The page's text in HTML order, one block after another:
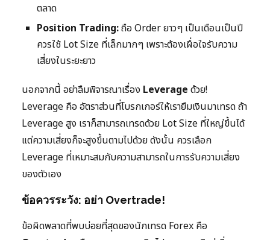
ตลาด
Position Trading:ถือ Order ยาวๆ เป็นเดือนเป็นปี
ควรใช้ Lot Size ที่เล็กมากๆ เพราะต้องเผื่อใจรับความ
เสี่ยงในระยะยาว
นอกจากนี้ อย่าลืมพิจารณาเรื่อง Leverage ด้วย!
Leverage คือ อัตราส่วนที่โบรกเกอร์ให้เรายืมเงินมาเทรด ถ้า
Leverage สูง เราก็สามารถเทรดด้วย Lot Size ที่ใหญ่ขึ้นได้
แต่ความเสี่ยงก็จะสูงขึ้นตามไปด้วย ดังนั้น ควรเลือก
Leverage ที่เหมาะสมกับความสามารถในการรับความเสี่ยง
ของตัวเอง
ข้อควรระวัง: อย่า Overtrade!
ข้อผิดพลาดที่พบบ่อยที่สุดของนักเทรด Forex คือ